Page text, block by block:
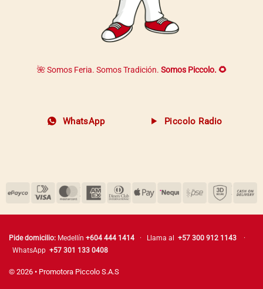
🌺 Somos Feria. Somos Tradición. Somos Piccolo. 🌻
WhatsApp Piccolo Radio
Pide domicilio: Medellín +604 444 1414 · Llama al +57 300 912 1143
·
WhatsApp +57 301 133 0408
© 2026 • Promotora Piccolo S.A.S